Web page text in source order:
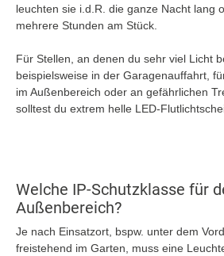
leuchten sie i.d.R. die ganze Nacht lang
mehrere Stunden am Stück.
Für Stellen, an denen du sehr viel Licht
beispielsweise in der Garagenauffahrt,
im Außenbereich oder an gefährlichen
solltest du extrem helle LED-
Welche IP-Schutzklasse für
Außenbereich?
Je nach Einsatzort, bspw. unter dem
freistehend im Garten, muss eine